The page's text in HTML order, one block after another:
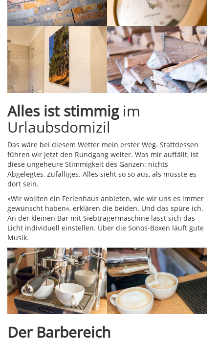
Alles ist stimmigim
Urlaubsdomizil
Das wäre bei diesem Wetter mein erster Weg. Stattdessen
führen wir jetzt den Rundgang weiter. Was mir auffällt, ist
diese ungeheure Stimmigkeit des Ganzen: nichts
Abgelegtes, Zufälliges. Alles sieht so so aus, als müsste es
dort sein.
»Wir wollten ein Ferienhaus anbieten, wie wir uns es immer
gewünscht haben«, erklären die beiden. Und das spüre ich.
An der kleinen Bar mit Siebträgermaschine lässt sich das
Licht individuell einstellen. Über die Sonos-Boxen läuft gute
Musik.
Der Barbereich